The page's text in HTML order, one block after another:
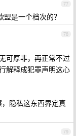
77
是一个档次的？
78
可厚非，再正常不过
解释成犯罪声明这心
隐私这东西界定真
79